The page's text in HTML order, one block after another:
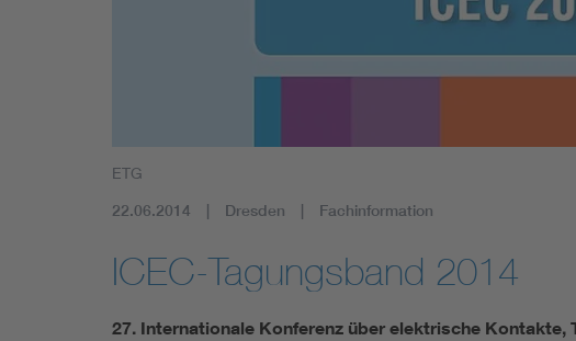
ETG
22.06.2014 Dresden Fachinformation
ICEC-Tagungsband 2014
27. Internationale Konferenz über elektrische Kontakte,